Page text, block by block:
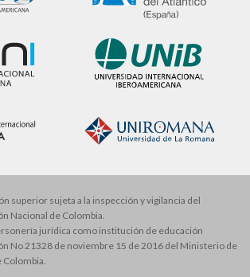
superior sujeta a la inspección y vigilancia del
Nacional de Colombia.
jurídica como institución de educación
No 21328 de noviembre 15 de 2016 del Ministerio de